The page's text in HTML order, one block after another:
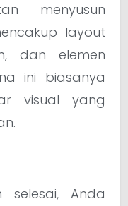
menyusun
layout
dan elemen
ini biasanya
visual yang
selesai, Anda